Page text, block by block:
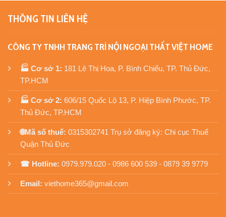
THÔNG TIN LIÊN HỆ
CÔNG TY TNHH TRANG TRÍ NỘI NGOẠI THẤT VIỆT HOME
🏭 Cơ sở 1: 181 Lê Thị Hoa, P. Bình Chiểu, TP. Thủ Đức,
TP.HCM
🏭 Cơ sở 2: 606/15 Quốc Lộ 13, P. Hiệp Bình Phước, TP.
Thủ Đức, TP.HCM
🌐Mã số thuế: 0315302741 Trụ sở đăng ký: Chi cục Thuế
Quận Thủ Đức
☎ Hotline: 0979.979.020 - 0986 600 539 - 0879 39 9779
Email: viethome365@gmail.com